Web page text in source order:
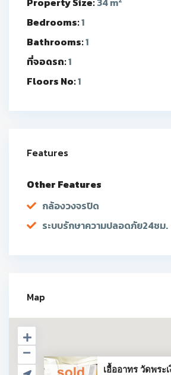
Bedrooms:1
Bathrooms:1
ที่จอดรถ:1
Floors No:1
Features
Other Features
กล้องวงจรปิด
ระบบรักษาความปลอดภัย24ชม.
Map
เอื้ออาทร วัดพระ